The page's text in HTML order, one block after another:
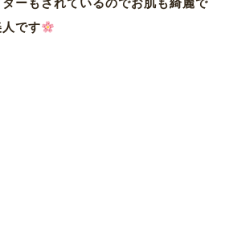
ーもされているのでお肌も綺麗で
です